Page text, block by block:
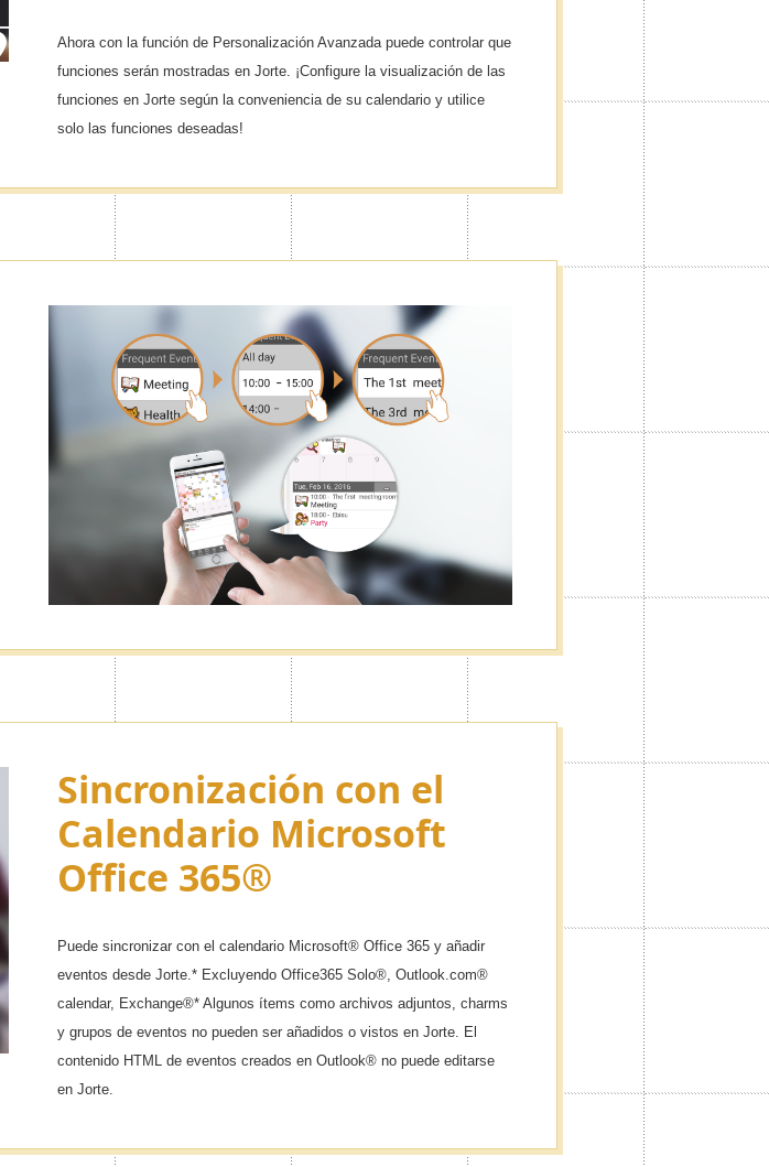
Ahora con la función de Personalización Avanzada puede controlar que
funciones serán mostradas en Jorte. ¡Configure la visualización de las
funciones en Jorte según la conveniencia de su calendario y utilice
solo las funciones deseadas!
Sincronización con el
Calendario Microsoft
Office 365®
Puede sincronizar con el calendario Microsoft® Office 365 y añadir
eventos desde Jorte.* Excluyendo Office365 Solo®, Outlook.com®
calendar, Exchange®* Algunos ítems como archivos adjuntos, charms
y grupos de eventos no pueden ser añadidos o vistos en Jorte. El
contenido HTML de eventos creados en Outlook® no puede editarse
en Jorte.
Ocultar la Publicidad
Ajuste fácilmente si desea ver u ocultar las publicidades visualizadas
en la aplicación.